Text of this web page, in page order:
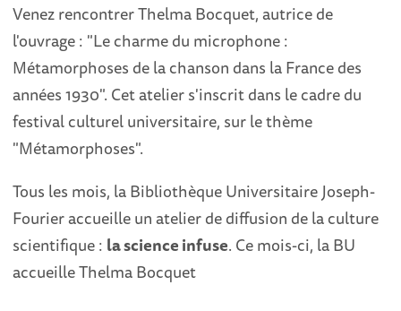
Venez rencontrer Thelma Bocquet, autrice de
l'ouvrage : "Le charme du microphone :
Métamorphoses de la chanson dans la France des
années 1930". Cet atelier s'inscrit dans le cadre du
festival culturel universitaire, sur le thème
"Métamorphoses".
Tous les mois, la Bibliothèque Universitaire Joseph-
Fourier accueille un atelier de diffusion de la culture
scientifique : la science infuse. Ce mois-ci, la BU
accueille Thelma Bocquet